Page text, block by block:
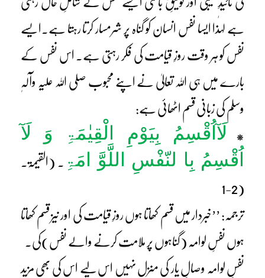
ہے لہٰذا ایسا نفس انسان کو گناہ پر شرمسار کرتا رہتا ہے۔ایسے
نفس کو ہر وقت روزِ قیامت کی فکر رہتی ہے۔ اس نفس کے
بارے میں ہی اللہ تعالیٰ نے اپنے محبوب صلی اللہ علیہ وآلہٖ
وسلم کی زبانی قسم اٹھائی ہے:
*
لَآاُقْسِمُ بِیَوْمِ الْقِیٰمَۃِ وَ لَآ
اُقْسِمُ بِا لنّفْسِ اللَّوَّ امَۃِ
۔ (القیمۃ۔
(2-1
ترجمہ: ’’خبردار میں قسم کھاتا ہوں روزِ قیامت کی اور نیز قسم کھاتا
ہوں نفسِ لوامہ (گناہوں پر ملامت کرنے والے نفس)کی۔
نفسِ لوامہ وصالِ یار کی منزل نہیں اس لیے اس کی بھی مزید